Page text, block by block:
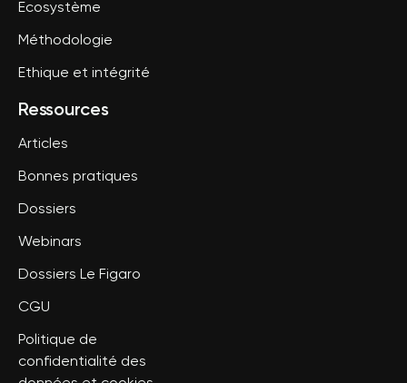
Ecosystème
Méthodologie
Ethique et intégrité
Ressources
Articles
Bonnes pratiques
Dossiers
Webinars
Dossiers Le Figaro
CGU
Politique de
confidentialité des